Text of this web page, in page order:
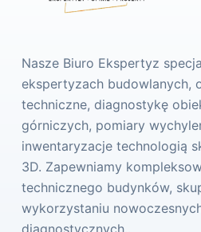
Nasze Biuro Ekspertyz
ekspertyzach budowlanych,
techniczne, diagnostykę
górniczych, pomiary
inwentaryzacje technologią
3D. Zapewniamy
technicznego budynków,
wykorzystaniu
diagnostycznych..